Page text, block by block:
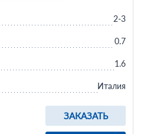
ЗАКАЗАТЬ
2-3
0.7
1.6
Италия